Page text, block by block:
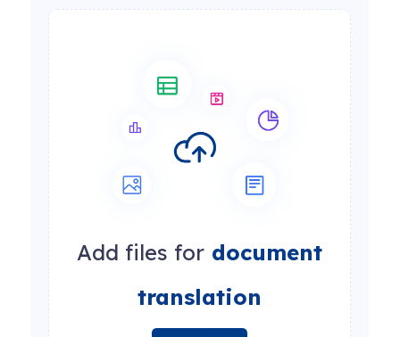
Add files for document
translation